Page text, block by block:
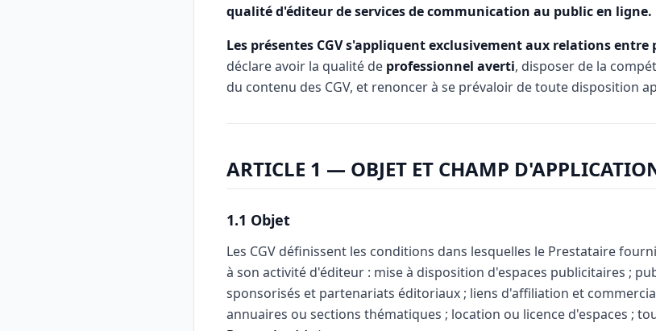
qualité d'éditeur de services de communication au public en ligne.
Les présentes CGV s'appliquent exclusivement aux relations entre
déclare avoir la qualité de professionnel averti, disposer de la
du contenu des CGV, et renoncer à se prévaloir de toute disposition
ARTICLE 1 — OBJET ET CHAMP
1.1 Objet
Les CGV définissent les conditions dans lesquelles le Prestataire
à son activité d'éditeur : mise à disposition d'espaces publicitaires ;
sponsorisés et partenariats éditoriaux ; liens d'affiliation et
annuaires ou sections thématiques ; location ou licence d'espaces ;